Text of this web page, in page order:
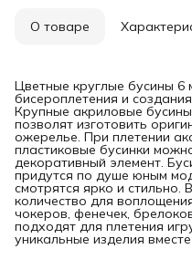
О товаре
Цветные круглые бусины 6
бисероплетения и
Крупные акриловые
позволят изготовить
ожерелье. При плетении
пластиковые бусинки
декоративный элемент.
придутся по душе юным
смотрятся ярко и
количество для
чокеров, фенечек,
подходят для плетения
уникальные изделия